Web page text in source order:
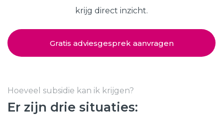
krijg direct inzicht.
Gratis adviesgesprek aanvragen
Hoeveel subsidie kan ik krijgen?
Er zijn drie situaties:
Schuifpuien
SHOWROOM BEZOEKEN